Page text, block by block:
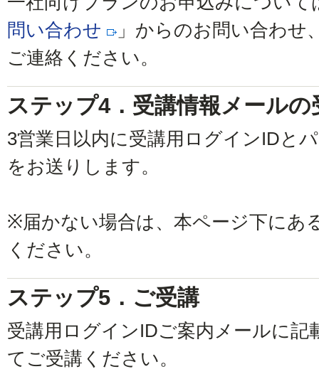
問い合わせ
」からのお問い合わせ
ご連絡ください。
ステップ4．受講情報メールの
3営業日以内に受講用ログインIDと
をお送りします。
※届かない場合は、本ページ下にあ
ください。
ステップ5．ご受講
受講用ログインIDご案内メールに
てご受講ください。